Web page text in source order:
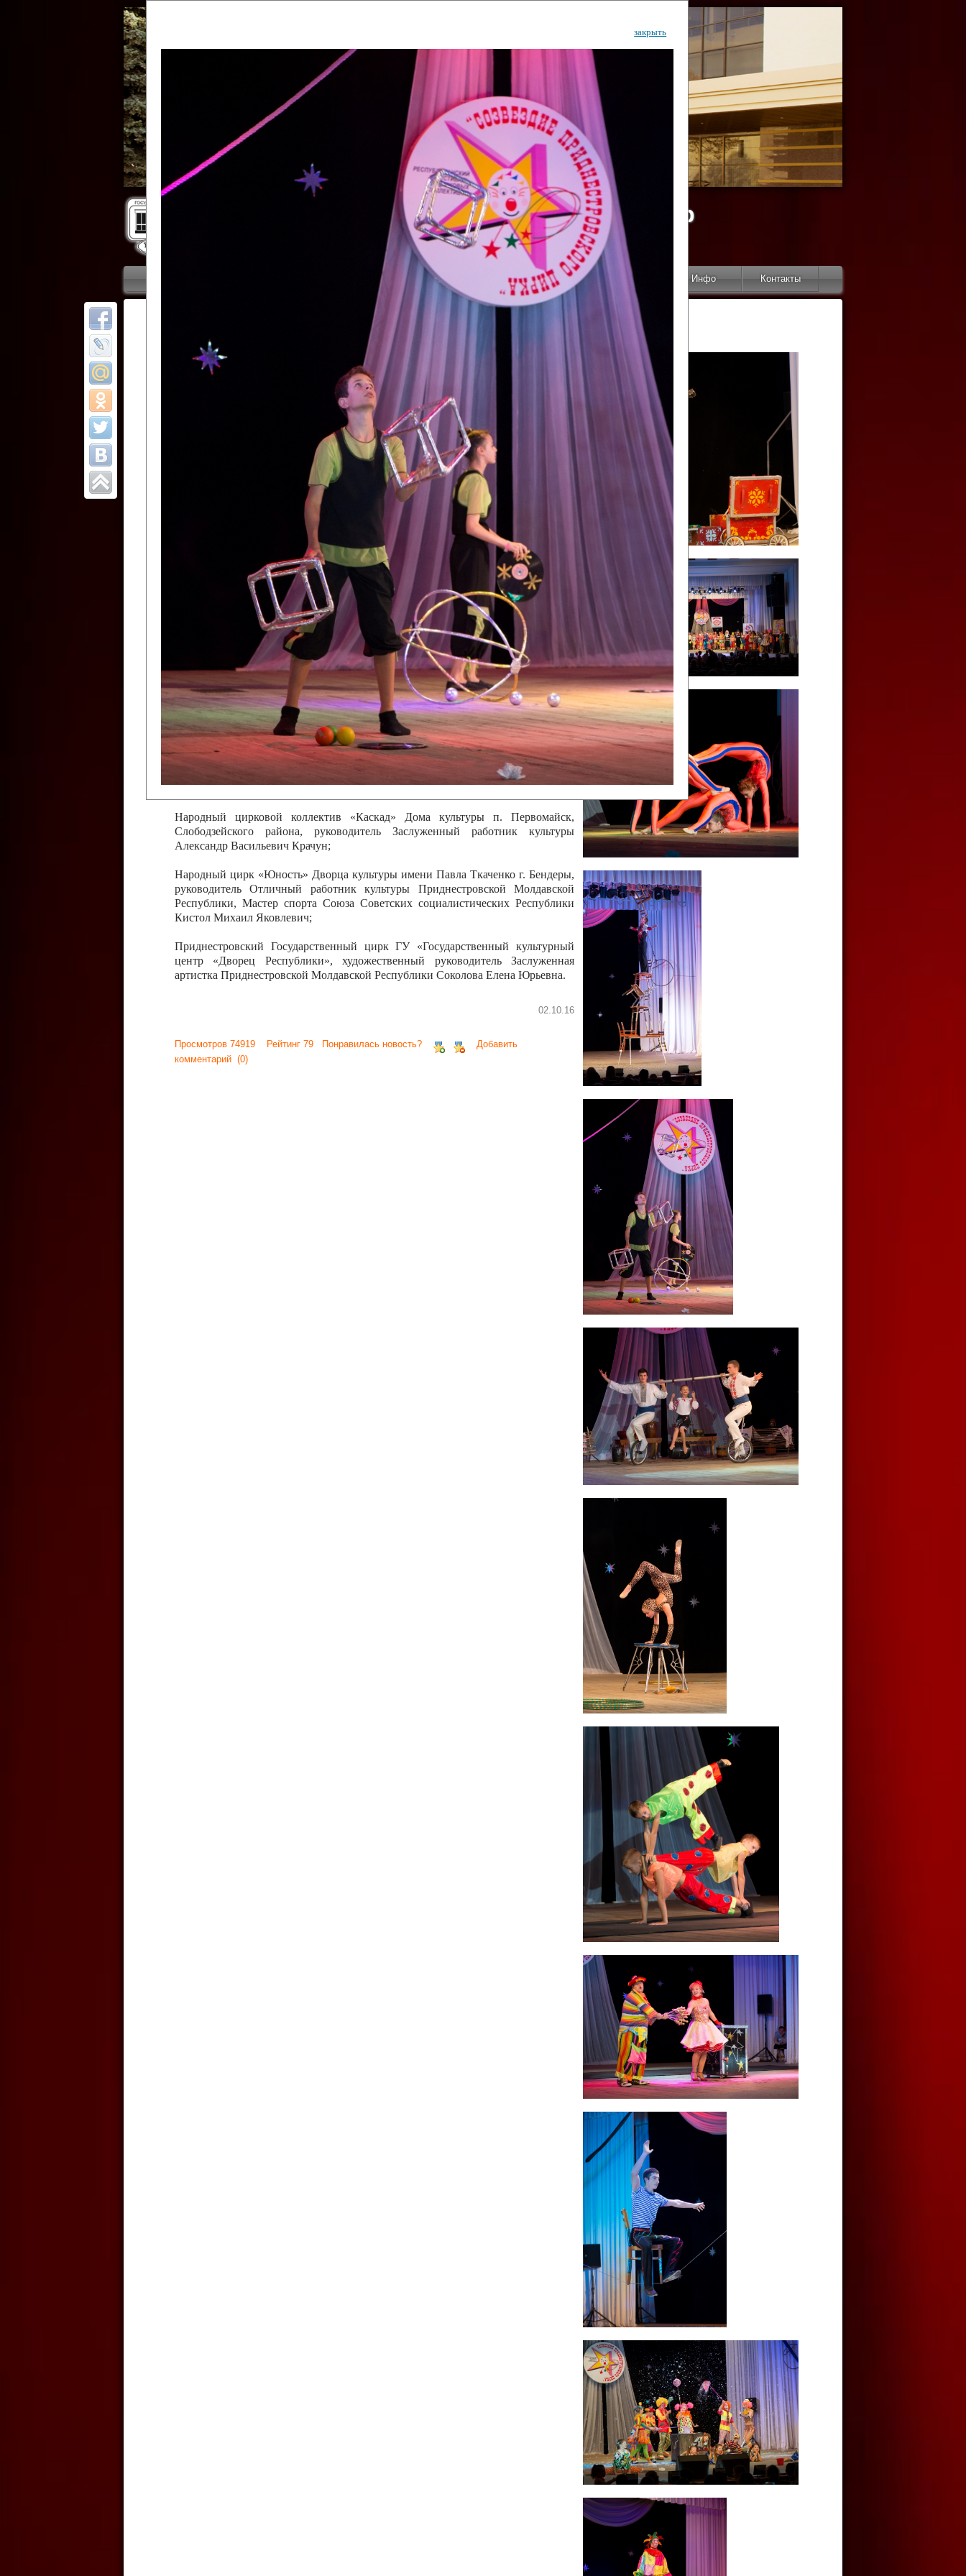
Государственный культурный центр
Дворец Республики
Новости Арт-монитор Арт-прожектор Инфо Контакты
ОТЧЕТЫ ГКЦ "ДВОРЕЦ РЕСПУБЛИКИ"
закрыть
Все отчеты
Финал Республиканского фестиваля
цирковых коллективов "Созвездие
Приднестровского цирка"
Образцовый эстрадно-цирковой коллектив «Ровесник» Дом культуры с.
Протягайловка, г. Бендеры , руководитель Рогожинер Светлана Георгиевна
Народный цирковой клоунский коллектив «Шари-вари» МУ «Культурно-
досуговый центр «Шелковик» г.Бендеры, руководители Отличные работники
культуры Приднестровской Молдавской Республики Алёна Александровна и
Народный цирковой коллектив «Энтузиасты» Дома культуры с. Делакеу,
Григориопольского района, руководитель Отличный работник культуры
Приднестровской Молдавской Республики Пётр Петрович Дижмару;
Народный цирковой коллектив «Сперанца» Дома культуры посёлка Красное,
Слободзейского района, руководитель Отличный работник культуры
Приднестровской Молдавской Республики Анжела Владимировна
Казавчинская;
Образцовый эстрадно-цирковой коллектив «Алегро» Дома детско –юношеского
творчества с. Чобручи, Слободзейского района, руководитель Хачатурян Юрий
Владимирович;
Образцовый цирковой коллектив «Радуга» Городской дворец культуры г.
Тирасполь, руководитель Отличный работник культуры Приднестровской
Молдавской Республики Николай Юрьевич Елистратов;
Народный цирковой коллектив «Каскад» Дома культуры п. Первомайск,
Слободзейского района, руководитель Заслуженный работник культуры
Александр Васильевич Крачун;
Народный цирк «Юность» Дворца культуры имени Павла Ткаченко г. Бендеры,
руководитель Отличный работник культуры Приднестровской Молдавской
Республики, Мастер спорта Союза Советских социалистических Республики
Кистол Михаил Яковлевич;
Приднестровский Государственный цирк ГУ «Государственный культурный
центр «Дворец Республики», художественный руководитель Заслуженная
артистка Приднестровской Молдавской Республики Соколова Елена Юрьевна.
02.10.16
Просмотров 74919 Рейтинг 79 Понравилась новость?
Добавить
комментарий (0)